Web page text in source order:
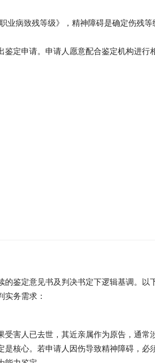
业病致残等级》，精神障碍是确定伤残等
定申请。申请人愿意配合鉴定机构进行
鉴定意见书及判决书定下逻辑基调。以
务需求：
害人已去世，其近亲属作为原告，通常
核心。若申请人因伤导致精神障碍，必